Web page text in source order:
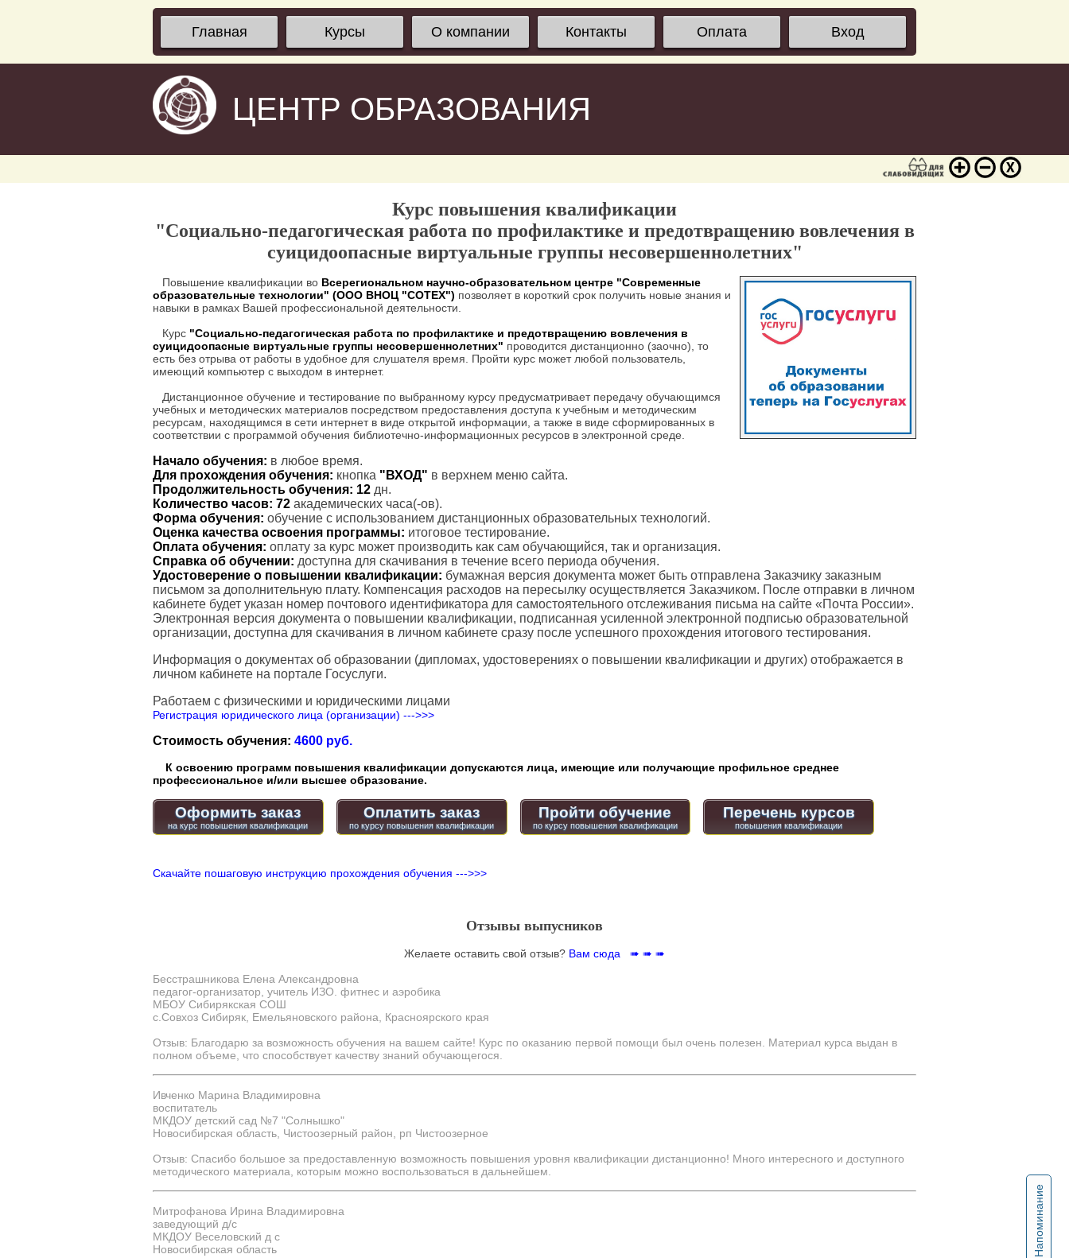
Главная Курсы О компании Контакты Оплата Вход
ЦЕНТР ОБРАЗОВАНИЯ
Напоминание
Курс повышения квалификации
"Социально-педагогическая работа по профилактике и предотвращению вовлечения в
суицидоопасные виртуальные группы несовершеннолетних"
Повышение квалификации во Всерегиональном научно-образовательном центре "Современные
образовательные технологии" (ООО ВНОЦ "СОТЕХ") позволяет в короткий срок получить новые знания и
навыки в рамках Вашей профессиональной деятельности.
Курс "Социально-педагогическая работа по профилактике и предотвращению вовлечения в
суицидоопасные виртуальные группы несовершеннолетних" проводится дистанционно (заочно), то
есть без отрыва от работы в удобное для слушателя время. Пройти курс может любой пользователь,
имеющий компьютер с выходом в интернет.
Дистанционное обучение и тестирование по выбранному курсу предусматривает передачу обучающимся
учебных и методических материалов посредством предоставления доступа к учебным и методическим
ресурсам, находящимся в сети интернет в виде открытой информации, а также в виде сформированных в
соответствии с программой обучения библиотечно-информационных ресурсов в электронной среде.
Начало обучения: в любое время.
Для прохождения обучения: кнопка "ВХОД" в верхнем меню сайта.
Продолжительность обучения: 12 дн.
Количество часов: 72 академических часа(-ов).
Форма обучения: обучение с использованием дистанционных образовательных технологий.
Оценка качества освоения программы: итоговое тестирование.
Оплата обучения: оплату за курс может производить как сам обучающийся, так и организация.
Справка об обучении: доступна для скачивания в течение всего периода обучения.
Удостоверение о повышении квалификации: бумажная версия документа может быть отправлена Заказчику заказным
письмом за дополнительную плату. Компенсация расходов на пересылку осуществляется Заказчиком. После отправки в личном
кабинете будет указан номер почтового идентификатора для самостоятельного отслеживания письма на сайте «Почта России».
Электронная версия документа о повышении квалификации, подписанная усиленной электронной подписью образовательной
организации, доступна для скачивания в личном кабинете сразу после успешного прохождения итогового тестирования.
Информация о документах об образовании (дипломах, удостоверениях о повышении квалификации и других) отображается в
личном кабинете на портале Госуслуги.
Работаем с физическими и юридическими лицами
Регистрация юридического лица (организации) --->>>
Стоимость обучения: 4600 руб.
К освоению программ повышения квалификации допускаются лица, имеющие или получающие профильное среднее
профессиональное и/или высшее образование.
Оформить заказ Оплатить заказ Пройти обучение
по курсу повышения квалификации
Перечень курсов
Скачайте пошаговую инструкцию прохождения обучения --->>>
Отзывы выпусников
Желаете оставить свой отзыв? Вам сюда ➠ ➠ ➠
Бесстрашникова Елена Александровна
педагог-организатор, учитель ИЗО. фитнес и аэробика
МБОУ Сибирякская СОШ
с.Совхоз Сибиряк, Емельяновского района, Красноярского края
Отзыв: Благодарю за возможность обучения на вашем сайте! Курс по оказанию первой помощи был очень полезен. Материал курса выдан в
полном объеме, что способствует качеству знаний обучающегося.
Ивченко Марина Владимировна
воспитатель
МКДОУ детский сад №7 "Солнышко"
Новосибирская область, Чистоозерный район, рп Чистоозерное
Отзыв: Спасибо большое за предоставленную возможность повышения уровня квалификации дистанционно! Много интересного и доступного
методического материала, которым можно воспользоваться в дальнейшем.
Митрофанова Ирина Владимировна
заведующий д/с
МКДОУ Веселовский д с
Новосибирская область